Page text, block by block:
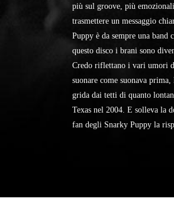
più sul groove, più
trasmettere un messaggio
Puppy è da sempre una band
questo disco i brani sono
Credo riflettano i vari umori
suonare come suonava
grida dai tetti di quanto
Texas nel 2004. E solleva la
fan degli Snarky Puppy la